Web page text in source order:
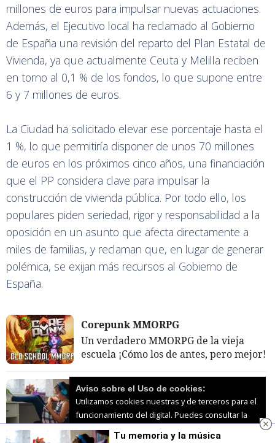
millones de euros para impulsar nuevas actuaciones.
Además, el Ejecutivo local ha reclamado al Gobierno
de España una revisión del reparto del Plan Estatal de
Vivienda, ya que actualmente Ceuta y Melilla reciben
en torno al 0,1 % de los fondos, lo que supone entre
6 y 7 millones de euros.
La Ciudad ha solicitado elevar ese porcentaje hasta el
1 %, lo que permitiría disponer de unos 70 millones
de euros en los próximos cinco años, una financiación
que el PP considera clave para impulsar la
construcción de vivienda pública. Por todo ello, los
populares piden seriedad, rigor y responsabilidad a la
oposición en un asunto que afecta directamente a
miles de familias, y reclaman que, en lugar de generar
polémica, se exijan más recursos al Gobierno de
España.
Corepunk MMORPG
Un verdadero MMORPG de la vieja
escuela ¡Cómo los de antes, pero mejor!
Tu memoria y la música
Esa canción antigua que no olvidas
tiene una explicación
Tu memoria y la música
Aviso sobre el Uso de cookies:
Utilizamos cookies nuestras y de terceros para el
funcionamiento del digital. Puedes consultar la
lista de cookies y como desconectarlas.